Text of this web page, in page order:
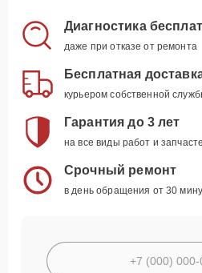
Диагностика
даже при отказе от ремонта
Бесплатная
курьером собственной
Гарантия до 3 лет
на все виды работ и
Срочный ремонт
в день обращения от 30